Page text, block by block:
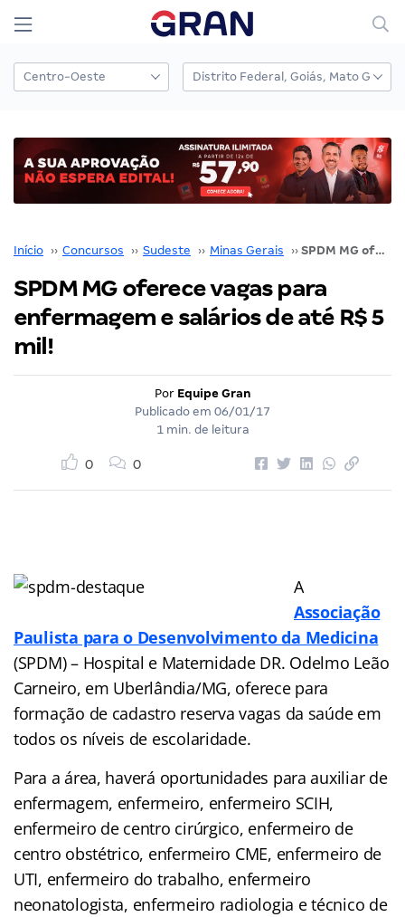
Início ›› Concursos ›› Sudeste ›› Minas Gerais ›› SPDM MG oferece vagas para enfermagem e salários de até R$ 5 mil!
SPDM MG oferece vagas para
enfermagem e salários de até R$ 5
mil!
Por Equipe Gran
Publicado em 06/01/17
1 min. de leitura
0 0
A
Associação
Paulista para o Desenvolvimento da Medicina
(SPDM) – Hospital e Maternidade DR. Odelmo Leão
Carneiro, em Uberlândia/MG, oferece para
formação de cadastro reserva vagas da saúde em
todos os níveis de escolaridade.
Para a área, haverá oportunidades para auxiliar de
enfermagem, enfermeiro, enfermeiro SCIH,
enfermeiro de centro cirúrgico, enfermeiro de
centro obstétrico, enfermeiro CME, enfermeiro de
UTI, enfermeiro do trabalho, enfermeiro
neonatologista, enfermeiro radiologia e técnico de